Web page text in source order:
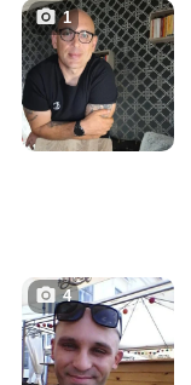
1
4